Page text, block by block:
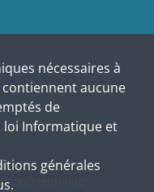
confidentialité
nécessaires à
aucune
de
loi Informatique et
générales